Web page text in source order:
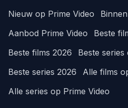
Nieuw op Prime Video
Aanbod Prime Video
Beste
Beste films 2026
Beste series
Beste series 2026
Alle films
Alle series op Prime Video